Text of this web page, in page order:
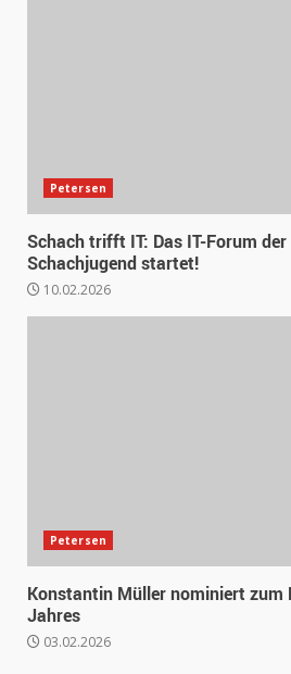
Petersen
Schach trifft IT: Das IT-Forum der
Schachjugend startet!
10.02.2026
Petersen
Konstantin Müller nominiert zum
Jahres
03.02.2026